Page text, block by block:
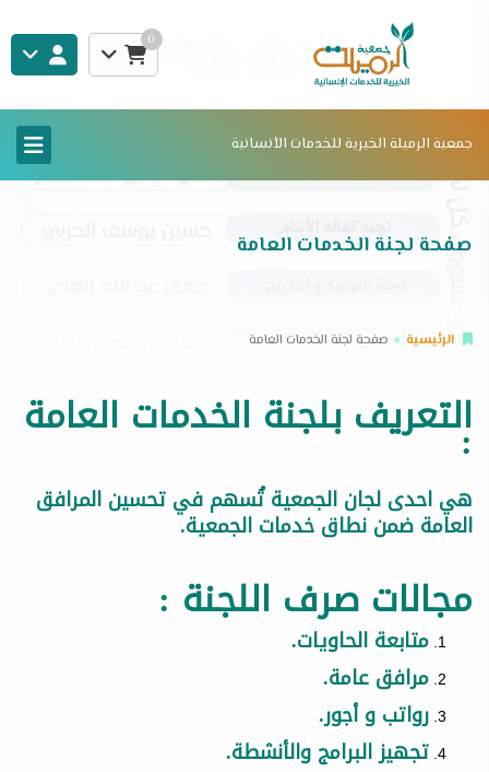
0
جمعية الرميلة الخيرية للخدمات الأنسانية
صفحة لجنة الخدمات العامة
الرئيسية صفحة لجنة الخدمات العامة
التعريف بلجنة الخدمات العامة
:
هي احدى لجان الجمعية تُسهم في تحسين المرافق
العامة ضمن نطاق خدمات الجمعية.
مجالات صرف اللجنة :
متابعة الحاويات.
مرافق عامة.
رواتب و أجور.
تجهيز البرامج والأنشطة.